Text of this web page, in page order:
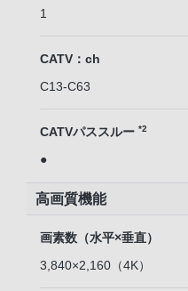
1
CATV：ch
C13-C63
CATVパススルー *2
●
高画質機能
画素数（水平×垂直）
3,840×2,160（4K）